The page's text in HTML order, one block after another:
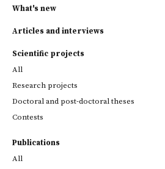
What's new
Articles and interviews
Scientific projects
All
Research projects
Doctoral and post-doctoral theses
Contests
Publications
All